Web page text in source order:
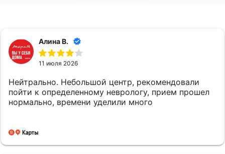
Алина В.
11 июля 2026
Нейтрально. Небольшой центр, рекомендовали
пойти к определенному неврологу, прием прошел
нормально, времени уделили много